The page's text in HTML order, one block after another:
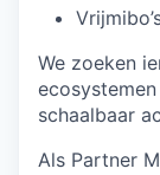
We zoeken
schaalbaar
Als Partner